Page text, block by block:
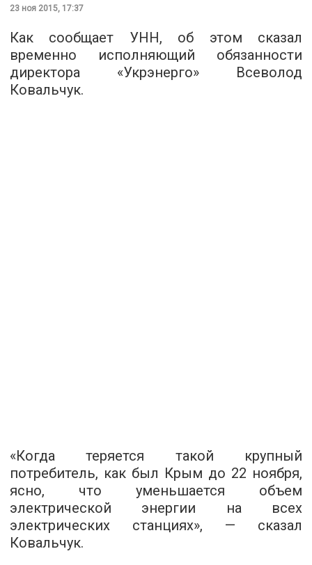
23 ноя 2015, 17:37
Как сообщает УНН, об этом сказал
временно исполняющий обязанности
директора «Укрэнерго» Всеволод
Ковальчук.
«Когда теряется такой крупный
потребитель, как был Крым до 22 ноября,
ясно, что уменьшается объем
электрической энергии на всех
электрических станциях», — сказал
Ковальчук.